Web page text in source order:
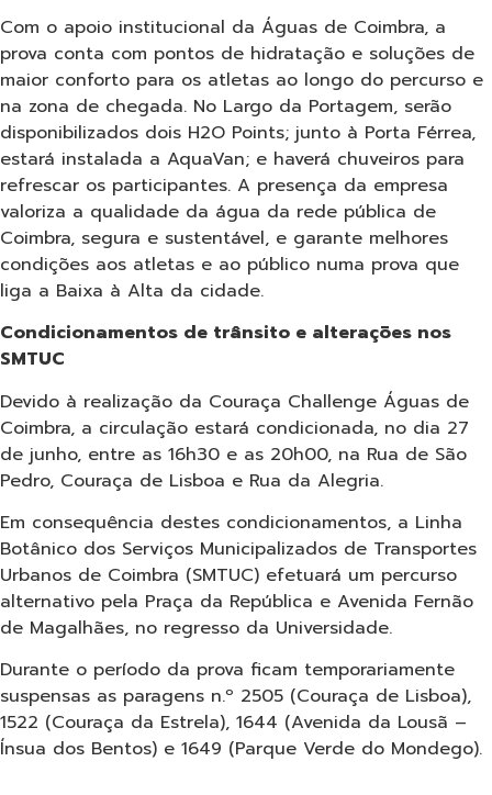
Com o apoio institucional da Águas de Coimbra, a
prova conta com pontos de hidratação e soluções de
maior conforto para os atletas ao longo do percurso e
na zona de chegada. No Largo da Portagem, serão
disponibilizados dois H2O Points; junto à Porta Férrea,
estará instalada a AquaVan; e haverá chuveiros para
refrescar os participantes. A presença da empresa
valoriza a qualidade da água da rede pública de
Coimbra, segura e sustentável, e garante melhores
condições aos atletas e ao público numa prova que
liga a Baixa à Alta da cidade.
Condicionamentos de trânsito e alterações nos
SMTUC
Devido à realização da Couraça Challenge Águas de
Coimbra, a circulação estará condicionada, no dia 27
de junho, entre as 16h30 e as 20h00, na Rua de São
Pedro, Couraça de Lisboa e Rua da Alegria.
Em consequência destes condicionamentos, a Linha
Botânico dos Serviços Municipalizados de Transportes
Urbanos de Coimbra (SMTUC) efetuará um percurso
alternativo pela Praça da República e Avenida Fernão
de Magalhães, no regresso da Universidade.
Durante o período da prova ficam temporariamente
suspensas as paragens n.º 2505 (Couraça de Lisboa),
1522 (Couraça da Estrela), 1644 (Avenida da Lousã –
Ínsua dos Bentos) e 1649 (Parque Verde do Mondego).